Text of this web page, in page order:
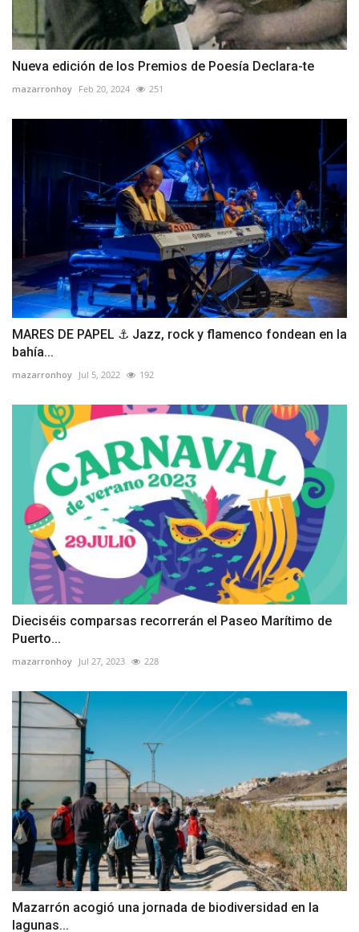
Nueva edición de los Premios de Poesía Declara-te
mazarronhoy Feb 20, 2024 251
MARES DE PAPEL ⚓ Jazz, rock y flamenco fondean en la
bahía...
mazarronhoy Jul 5, 2022 192
Dieciséis comparsas recorrerán el Paseo Marítimo de
Puerto...
mazarronhoy Jul 27, 2023 228
Mazarrón acogió una jornada de biodiversidad en la
lagunas...